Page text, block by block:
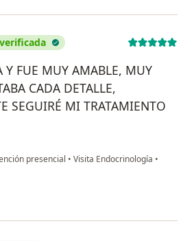
Y FUE MUY AMABLE, MUY
CADA DETALLE,
SEGUIRÉ MI TRATAMIENTO
presencial • Visita Endocrinología •